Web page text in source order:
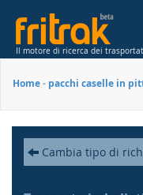
Il motore di ricerca dei
Home- pacchi caselle in
Cambia tipo di